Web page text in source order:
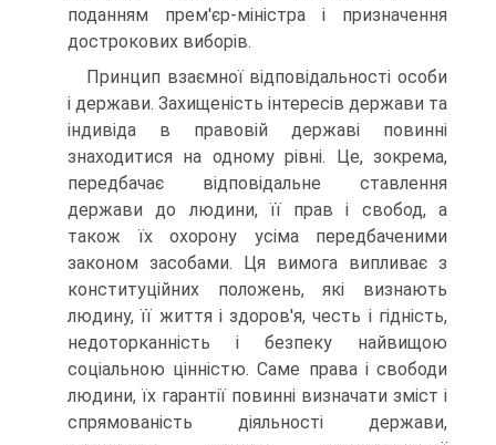
поданням прем'єр-міністра і призначення
дострокових виборів.
Принцип взаємної відповідальності особи
і держави. Захищеність інтересів держави та
індивіда в правовій державі повинні
знаходитися на одному рівні. Це, зокрема,
передбачає відповідальне ставлення
держави до людини, її прав і свобод, а
також їх охорону усіма передбаченими
законом засобами. Ця вимога випливає з
конституційних положень, які визнають
людину, її життя і здоров'я, честь і гідність,
недоторканність і безпеку найвищою
соціальною цінністю. Саме права і свободи
людини, їх гарантії повинні визначати зміст і
спрямованість діяльності держави,